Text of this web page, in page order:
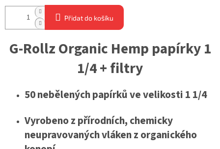
Přidat do košíku
G-Rollz Organic Hemp papírky 1
1/4 + filtry
50 nebělených papírků ve velikosti 1 1/4
Vyrobeno z přírodních, chemicky
neupravovaných vláken z organického